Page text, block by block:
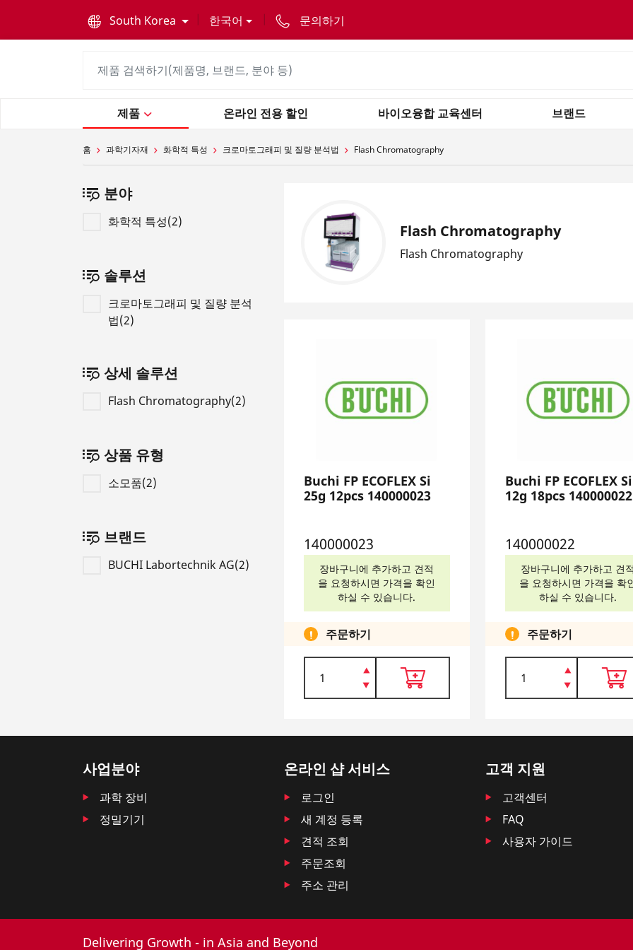
South Korea
한국어 문의하기
제품 온라인 전용 할인 바이오융합 교육센터 브랜드
홈 과학기자재 화학적 특성 크로마토그래피 및 질량 분석법 Flash Chromatography
분야
화학적 특성(2)
솔루션
크로마토그래피 및 질량 분석
법(2)
상세 솔루션
Flash Chromatography(2)
상품 유형
소모품(2)
브랜드
BUCHI Labortechnik AG(2)
Flash Chromatography
Flash Chromatography
Buchi FP ECOFLEX Si
25g 12pcs 140000023
140000023
장바구니에 추가하고 견적
을 요청하시면 가격을 확인
하실 수 있습니다.
주문하기
Buchi FP ECOFLEX Si
12g 18pcs 140000022
140000022
장바구니에 추가하고 견
을 요청하시면 가격을 확
하실 수 있습니다.
주문하기
사업분야
과학 장비
정밀기기
온라인 샵 서비스
로그인
새 계정 등록
견적 조회
주문조회
주소 관리
고객 지원
고객센터
FAQ
사용자 가이드
Delivering Growth - in Asia and Beyond